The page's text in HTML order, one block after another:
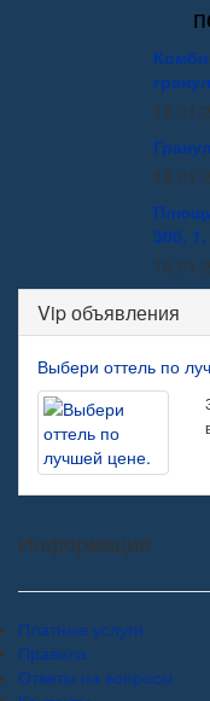
300, 1,
Vip объявления
Выбери оттель по
Информация
Платные услуги
Правила
Ответы на вопросы